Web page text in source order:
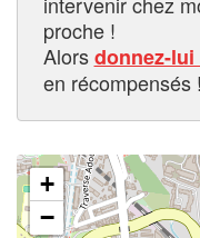
proche !
Alorsdonnez-
en récompensés !
+
−